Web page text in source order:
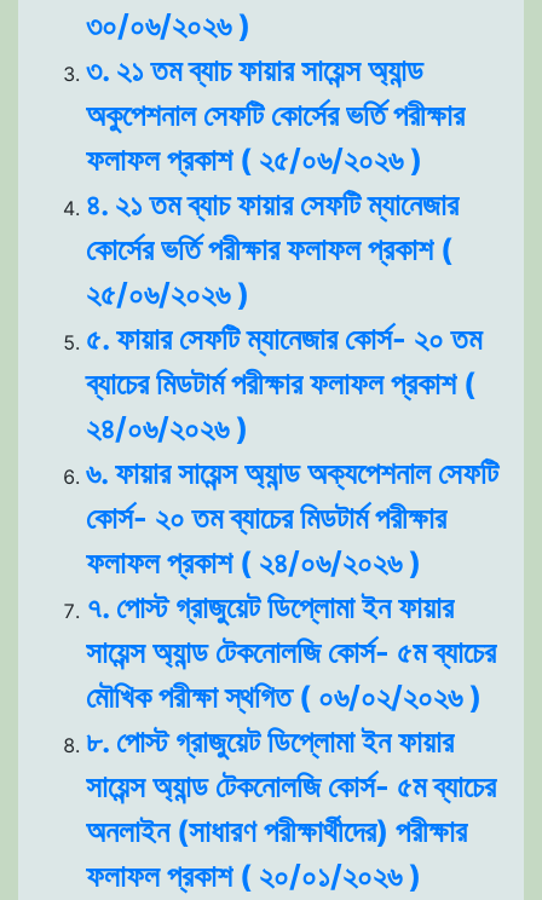
৩০/০৬/২০২৬ )
৩. ২১ তম ব্যাচ ফায়ার সায়েন্স অ্যান্ড
অকুপেশনাল সেফটি কোর্সের ভর্তি পরীক্ষার
ফলাফল প্রকাশ ( ২৫/০৬/২০২৬ )
৪. ২১ তম ব্যাচ ফায়ার সেফটি ম্যানেজার
কোর্সের ভর্তি পরীক্ষার ফলাফল প্রকাশ (
২৫/০৬/২০২৬ )
৫. ফায়ার সেফটি ম্যানেজার কোর্স- ২০ তম
ব্যাচের মিডটার্ম পরীক্ষার ফলাফল প্রকাশ (
২৪/০৬/২০২৬ )
৬. ফায়ার সায়েন্স অ্যান্ড অক্যপেশনাল সেফটি
কোর্স- ২০ তম ব্যাচের মিডটার্ম পরীক্ষার
ফলাফল প্রকাশ ( ২৪/০৬/২০২৬ )
৭. পোস্ট গ্রাজুয়েট ডিপ্লোমা ইন ফায়ার
সায়েন্স অ্যান্ড টেকনোলজি কোর্স- ৫ম ব্যাচের
মৌখিক পরীক্ষা স্থগিত ( ০৬/০২/২০২৬ )
৮. পোস্ট গ্রাজুয়েট ডিপ্লোমা ইন ফায়ার
সায়েন্স অ্যান্ড টেকনোলজি কোর্স- ৫ম ব্যাচের
অনলাইন (সাধারণ পরীক্ষার্থীদের) পরীক্ষার
ফলাফল প্রকাশ ( ২০/০১/২০২৬ )